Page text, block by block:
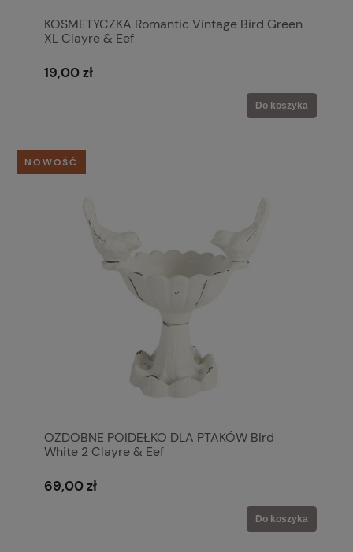
KOSMETYCZKA Romantic Vintage Bird Green
XL Clayre & Eef
19,00 zł
Do koszyka
OZDOBNE POIDEŁKO DLA PTAKÓW Bird
White 2 Clayre & Eef
69,00 zł
Do koszyka
NOWOŚĆ